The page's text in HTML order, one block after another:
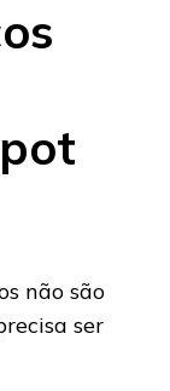
não são
ser